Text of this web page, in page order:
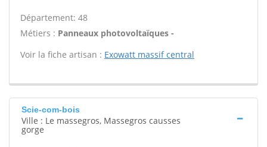
Département: 48
Métiers : Panneaux photovoltaïques -
Voir la fiche artisan : Exowatt massif central
Scie-com-bois
Ville : Le massegros, Massegros causses
gorge